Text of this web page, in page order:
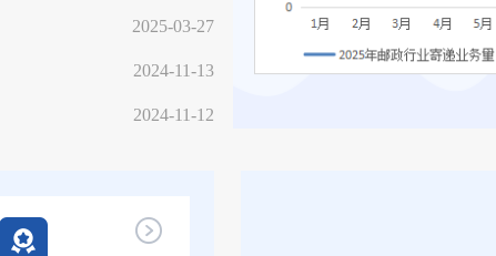
2025-03-27
2024-11-13
2024-11-12